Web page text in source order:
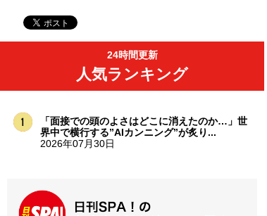
24時間更新
人気ランキング
「面接での頭のよさはどこに消えたのか…」世
界中で横行する”AIカンニング”が炙り...
2026年07月30日